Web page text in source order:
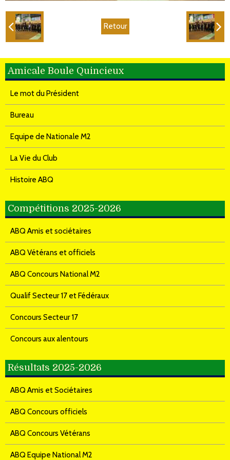
Retour
Amicale Boule Quincieux
Le mot du Président
Bureau
Equipe de Nationale M2
La Vie du Club
Histoire ABQ
Compétitions 2025-2026
ABQ Amis et sociétaires
ABQ Vétérans et officiels
ABQ Concours National M2
Qualif Secteur 17 et Fédéraux
Concours Secteur 17
Concours aux alentours
Résultats 2025-2026
ABQ Amis et Sociétaires
ABQ Concours officiels
ABQ Concours Vétérans
ABQ Equipe National M2